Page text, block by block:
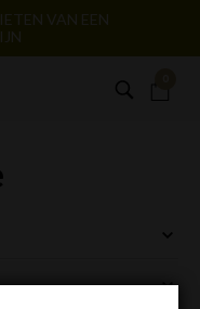
VAN EEN